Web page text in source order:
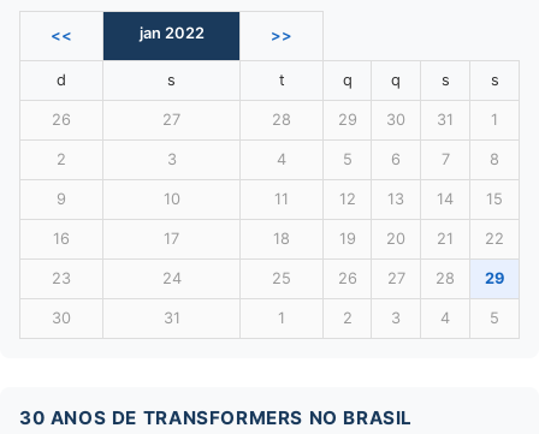
<< jan 2022 >>
d s t q q s s
26 27 28 29 30 31 1
2 3 4 5 6 7 8
9 10 11 12 13 14 15
16 17 18 19 20 21 22
23 24 25 26 27 28 29
30 31 1 2 3 4 5
30 ANOS DE TRANSFORMERS NO BRASIL